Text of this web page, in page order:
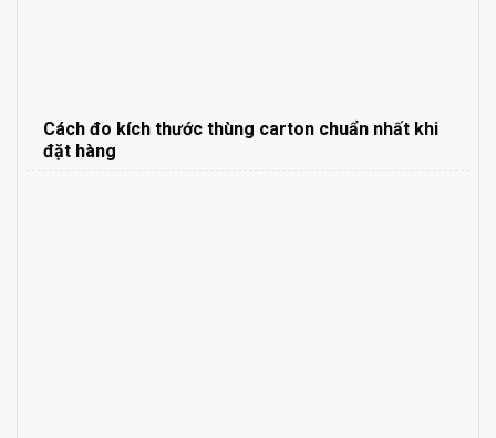
Cách đo kích thước thùng carton chuẩn nhất khi
đặt hàng